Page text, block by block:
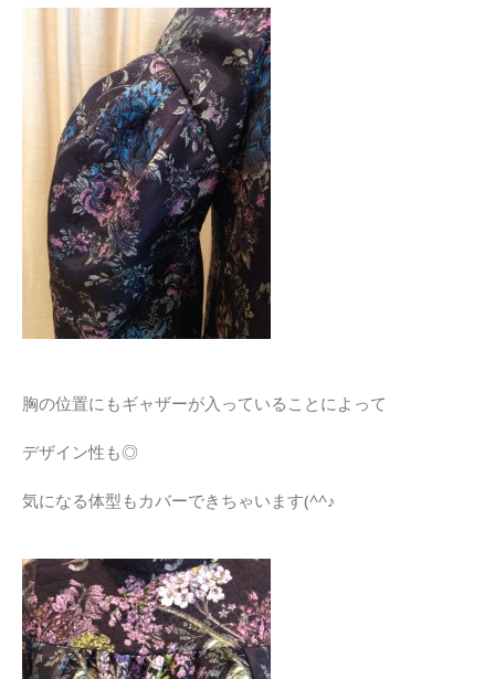
胸の位置にもギャザーが入っていることによって
デザイン性も◎
気になる体型もカバーできちゃいます(^^♪